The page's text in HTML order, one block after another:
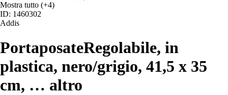
Mostra tutto (+4)
ID: 1460302
Addis
PortaposateRegolabile, in
plastica, nero/grigio, 41,5 x 35
cm, … altro